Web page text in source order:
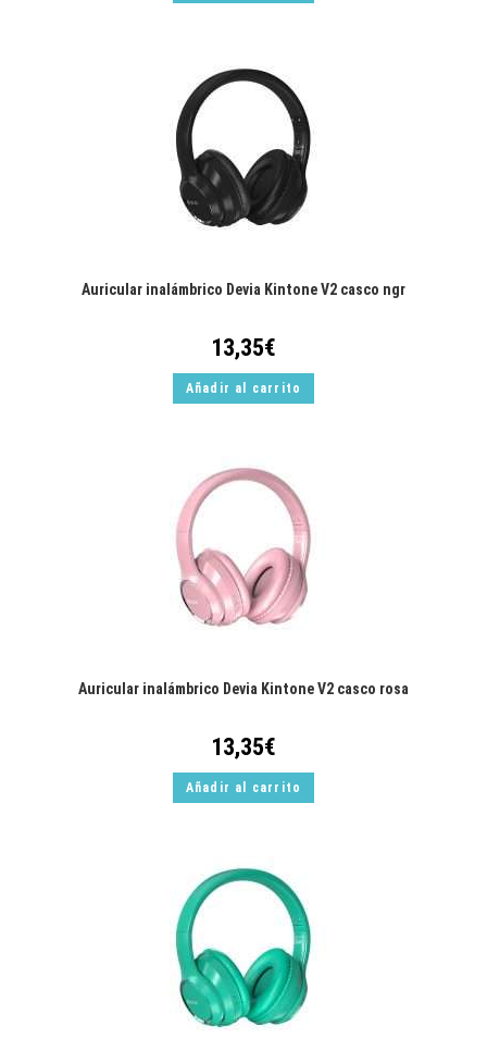
Auricular inalámbrico Devia Kintone V2 casco ngr
13,35€
Añadir al carrito
Auricular inalámbrico Devia Kintone V2 casco rosa
13,35€
Añadir al carrito